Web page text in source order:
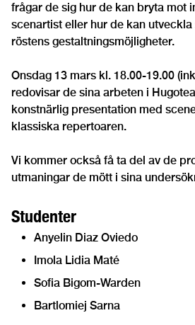
frågar de sig hur de kan bryta mot
scenartist eller hur de kan
röstens gestaltningsmöjligheter.
Onsdag 13 mars kl. 18.00-19.00
redovisar de sina arbeten i
konstnärlig presentation med
klassiska repertoaren.
Vi kommer också få ta del av de
utmaningar de mött i sina
Studenter
Anyelin Diaz Oviedo
Imola Lidia Maté
Sofia Bigom-Warden
Bartlomiej Sarna